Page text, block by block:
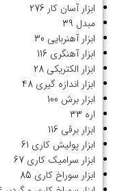
ابزار آسان کار 276
مبدل 39
ابزار آهنربایی 30
ابزار آهنگری 116
ابزار الکتریکی 28
ابزار اندازه گیری 48
ابزار برش 100
اره 33
ابزار برقی 116
ابزار پولیش کاری 61
ابزار سرامیک کاری 67
ابزار سوراخ کاری 85